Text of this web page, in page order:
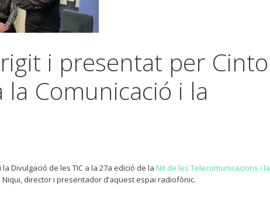
i presentat per Cinto
Comunicació i la
Divulgació de les TIC a la 27a edició de la Nit de les Telecomunicacions i la
director i presentador d’aquest espai radiofònic.